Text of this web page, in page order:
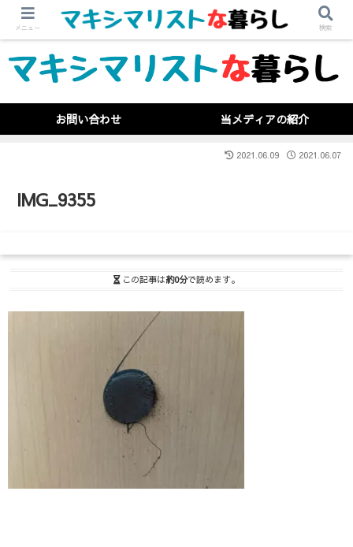
お問い合わせ 当メディアの紹介
IMG_9355
2021.06.09 2021.06.07
この記事は約0分で読めます。
メニュー 検索